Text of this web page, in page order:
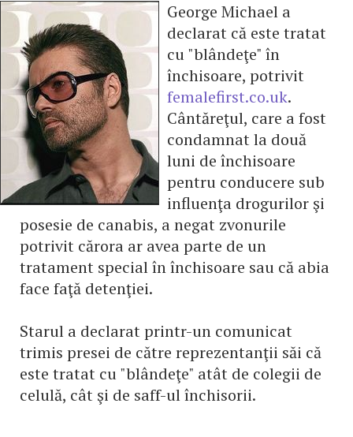
George Michael a
declarat că este tratat
cu "blândeţe" în
închisoare, potrivit
femalefirst.co.uk.
Cântăreţul, care a fost
condamnat la două
luni de închisoare
pentru conducere sub
influenţa drogurilor şi
posesie de canabis, a negat zvonurile
potrivit cărora ar avea parte de un
tratament special în închisoare sau că abia
face faţă detenţiei.
Starul a declarat printr-un comunicat
trimis presei de către reprezentanţii săi că
este tratat cu "blândeţe" atât de colegii de
celulă, cât şi de saff-ul închisorii.